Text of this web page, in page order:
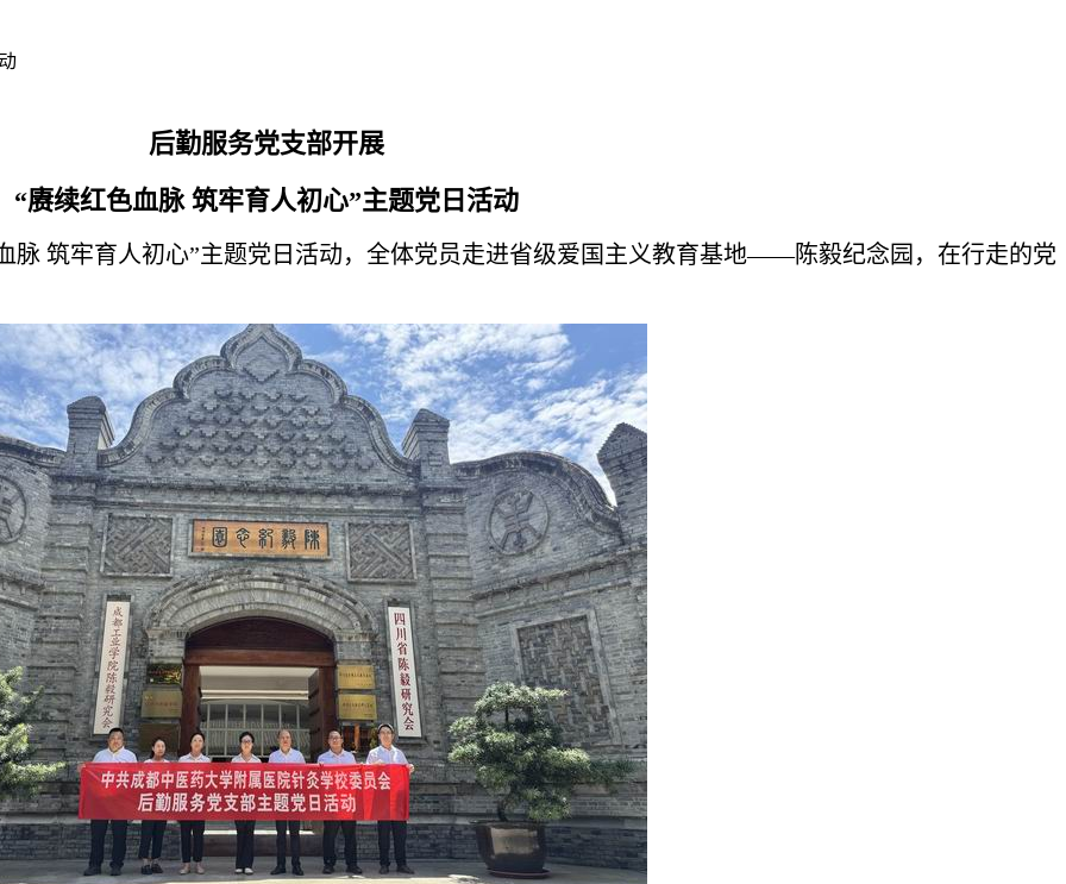
后勤服务党支部开展
“赓续红色血脉 筑牢育人初心”主题党日活动
筑牢育人初心”主题党日活动，全体党员走进省级爱国主义教育基地——陈毅纪念园，在行走的党